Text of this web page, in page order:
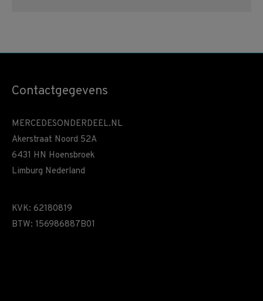
Contactgegevens
MERCEDESONDERDEEL.NL
Akerstraat Noord 52A
6431 HN Hoensbroek
Limburg Nederland
KVK: 62180819
BTW: 156986887B01